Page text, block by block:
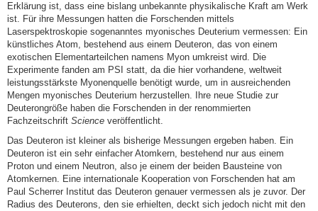
Erklärung ist, dass eine bislang unbekannte physikalische Kraft am Werk
ist. Für ihre Messungen hatten die Forschenden mittels
Laserspektroskopie sogenanntes myonisches Deuterium vermessen: Ein
künstliches Atom, bestehend aus einem Deuteron, das von einem
exotischen Elementarteilchen namens Myon umkreist wird. Die
Experimente fanden am PSI statt, da die hier vorhandene, weltweit
leistungsstärkste Myonenquelle benötigt wurde, um in ausreichenden
Mengen myonisches Deuterium herzustellen. Ihre neue Studie zur
Deuterongröße haben die Forschenden in der renommierten
Fachzeitschrift Science veröffentlicht.
Das Deuteron ist kleiner als bisherige Messungen ergeben haben. Ein
Deuteron ist ein sehr einfacher Atomkern, bestehend nur aus einem
Proton und einem Neutron, also je einem der beiden Bausteine von
Atomkernen. Eine internationale Kooperation von Forschenden hat am
Paul Scherrer Institut das Deuteron genauer vermessen als je zuvor. Der
Radius des Deuterons, den sie erhielten, deckt sich jedoch nicht mit den